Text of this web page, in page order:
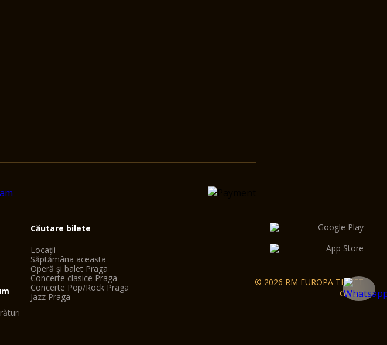
Căutare bilete
Locații
Săptămâna aceasta
Operă și balet Praga
Concerte clasice Praga
Concerte Pop/Rock Praga
Jazz Praga
© 2026 RM EUROPA TICKET
GmbH